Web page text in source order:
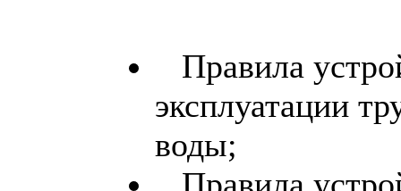
Правила
эксплуатации
воды;